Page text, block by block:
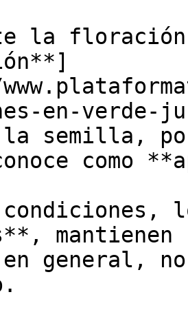
la
en-verde-
la semilla,
como
mantienen
general, no